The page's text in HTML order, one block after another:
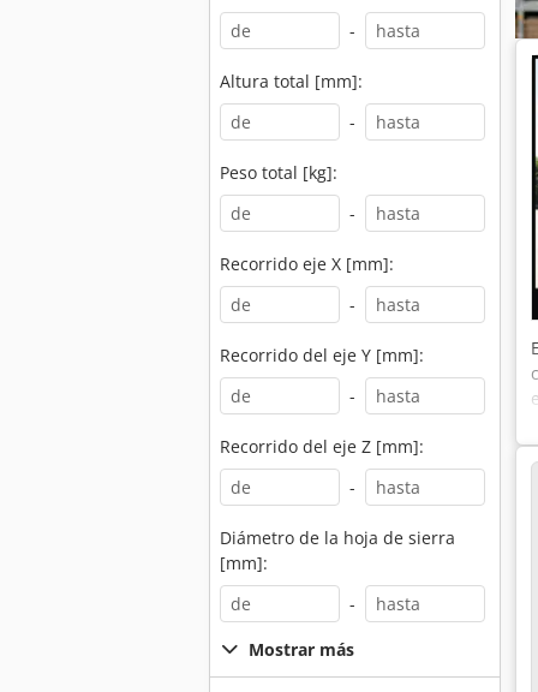
-
Altura total [mm]:
-
Peso total [kg]:
-
Recorrido eje X [mm]:
-
Recorrido del eje Y [mm]:
-
Recorrido del eje Z [mm]:
-
Diámetro de la hoja de sierra
[mm]:
-
Mostrar más